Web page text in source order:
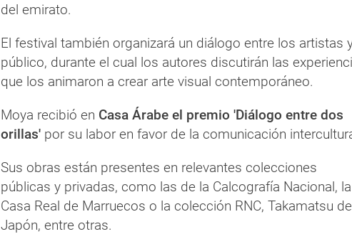
del emirato.
El festival también organizará un diálogo entre los artistas
público, durante el cual los autores discutirán las
que los animaron a crear arte visual contemporáneo.
Moya recibió en Casa Árabe el premio 'Diálogo entre dos
orillas' por su labor en favor de la comunicación
Sus obras están presentes en relevantes colecciones
públicas y privadas, como las de la Calcografía Nacional, la
Casa Real de Marruecos o la colección RNC, Takamatsu de
Japón, entre otras.